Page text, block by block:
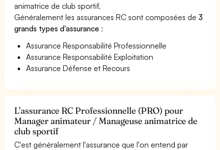
animatrice de club sportif.
Généralement les assurances RC sont composées de3
grands types d'assurance :
Assurance Responsabilité Professionnelle
Assurance Responsabilité Exploitation
Assurance Défense et Recours
L'assurance RC Professionnelle (PRO) pour
Manager animateur / Manageuse animatrice de
club sportif
C'est généralement l'assurance que l'on entend par